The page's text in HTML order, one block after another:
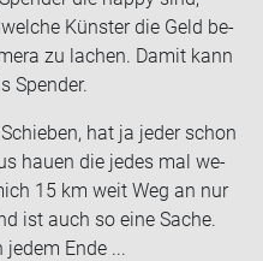
Küns­ter die Geld be­
zu la­chen. Damit kann
Spen­der.
hat ja jeder schon
hauen die jedes mal we­
15 km weit Weg an nur
ist auch so eine Sache.
Ende ...